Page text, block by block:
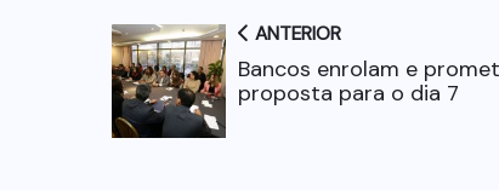
ANTERIOR
Bancos enrolam e
proposta para o dia 7